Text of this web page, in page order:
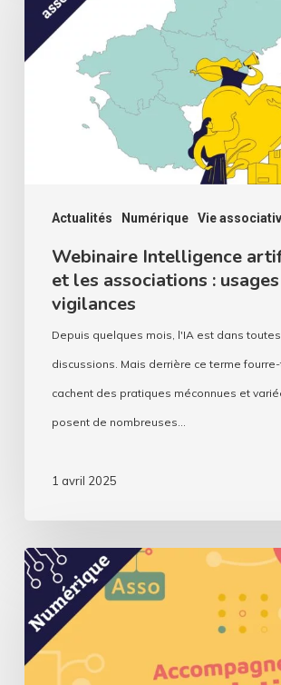
Actualités Numérique Vie
artificielle
associations
vigilances
Webinaire Intelligence
et les associations :
vigilances
Depuis quelques mois, l'IA est dans
discussions. Mais derrière ce terme
cachent des pratiques méconnues et
posent de nombreuses…
1 avril 2025
Emancip’Asso
le
nouveau